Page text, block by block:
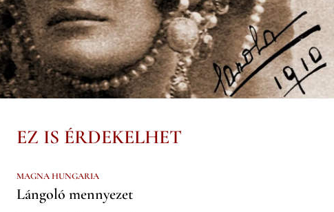
EZ IS ÉRDEKELHET
MAGNA HUNGARIA
Lángoló mennyezet